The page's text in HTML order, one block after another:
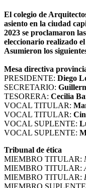
El colegio de
asiento en la ciudad
2023 se proclamaron
eleccionario realizado
Asumieron los
Mesa directiva
PRESIDENTE: Diego
SECRETARIO:
TESORERA: Cecilia
VOCAL TITULAR:
VOCAL TITULAR:
VOCAL SUPLENTE:
VOCAL SUPLENTE:
Tribunal de ética
MIEMBRO TITULAR:
MIEMBRO TITULAR:
MIEMBRO TITULAR:
MIEMBRO